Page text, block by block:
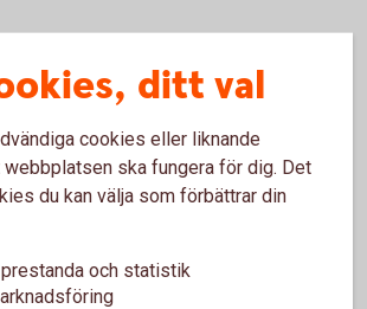
vård eller ersättning. Här hittar du
och blanketter.
ditt val
cookies eller liknande
ska fungera för dig. Det
du kan välja som förbättrar din
prestanda och statistik